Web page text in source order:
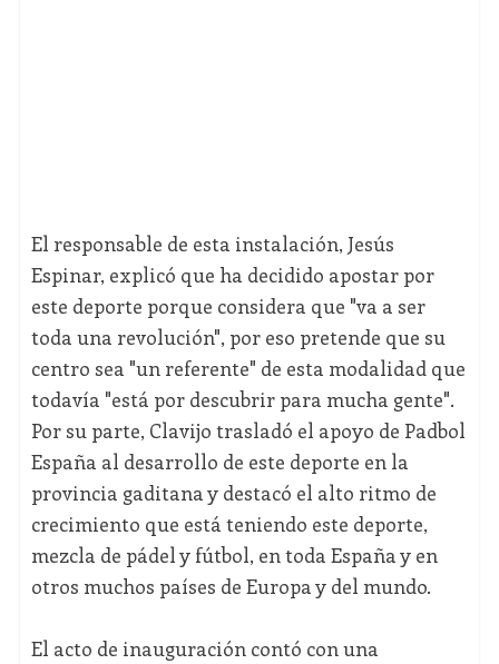
El responsable de esta instalación, Jesús
Espinar, explicó que ha decidido apostar por
este deporte porque considera que "va a ser
toda una revolución", por eso pretende que su
centro sea "un referente" de esta modalidad que
todavía "está por descubrir para mucha gente".
Por su parte, Clavijo trasladó el apoyo de Padbol
España al desarrollo de este deporte en la
provincia gaditana y destacó el alto ritmo de
crecimiento que está teniendo este deporte,
mezcla de pádel y fútbol, en toda España y en
otros muchos países de Europa y del mundo.
El acto de inauguración contó con una